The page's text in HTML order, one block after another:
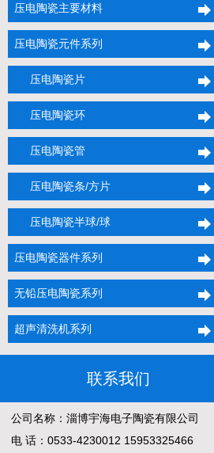
压电陶瓷主要材料
压电陶瓷元件系列
压电陶瓷片
压电陶瓷环
压电陶瓷管
压电陶瓷条/方片
压电陶瓷半球/球
压电陶瓷器件系列
无铅压电陶瓷系列
超声清洗机系列
联系我们
公司名称：淄博宇海电子陶瓷有限公司
电 话：0533-4230012 15953325466